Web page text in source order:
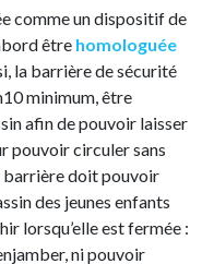
comme un dispositif de
être homologuée
la barrière de sécurité
minimum, être
afin de pouvoir laisser
pouvoir circuler sans
doit pouvoir
des jeunes enfants
lorsqu’elle est fermée :
ni pouvoir